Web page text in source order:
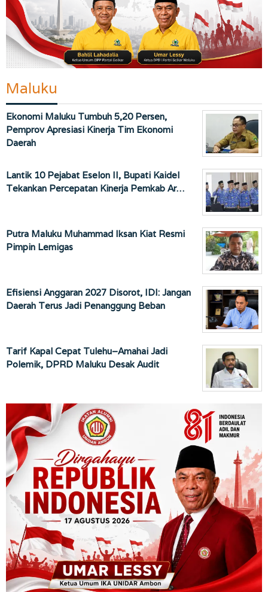
Maluku
Ekonomi Maluku Tumbuh 5,20 Persen,
Pemprov Apresiasi Kinerja Tim Ekonomi
Daerah
Lantik 10 Pejabat Eselon II, Bupati Kaidel
Tekankan Percepatan Kinerja Pemkab Ar…
Putra Maluku Muhammad Iksan Kiat Resmi
Pimpin Lemigas
Efisiensi Anggaran 2027 Disorot, IDI: Jangan
Daerah Terus Jadi Penanggung Beban
Tarif Kapal Cepat Tulehu–Amahai Jadi
Polemik, DPRD Maluku Desak Audit